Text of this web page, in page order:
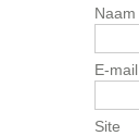
Naam
E-mail
Site